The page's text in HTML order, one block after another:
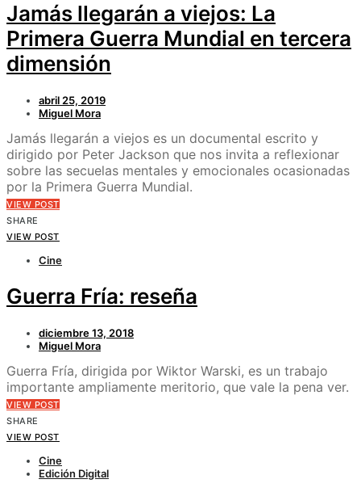
Jamás llegarán a viejos: La
Primera Guerra Mundial en tercera
dimensión
abril 25, 2019
Miguel Mora
Jamás llegarán a viejos es un documental escrito y
dirigido por Peter Jackson que nos invita a reflexionar
sobre las secuelas mentales y emocionales ocasionadas
por la Primera Guerra Mundial.
VIEW POST
SHARE
VIEW POST
Cine
Guerra Fría: reseña
diciembre 13, 2018
Miguel Mora
Guerra Fría, dirigida por Wiktor Warski, es un trabajo
importante ampliamente meritorio, que vale la pena ver.
VIEW POST
SHARE
VIEW POST
Cine
Edición Digital